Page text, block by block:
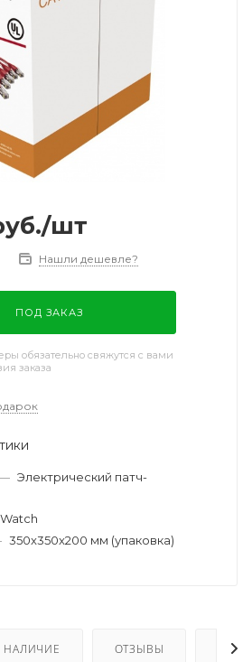
/шт
Нашли дешевле?
ПОД ЗАКАЗ
обязательно свяжутся с вами
заказа
Электрический патч-
350x350x200 мм (упаковка)
НАЛИЧИЕ ОТЗЫВЫ КАК